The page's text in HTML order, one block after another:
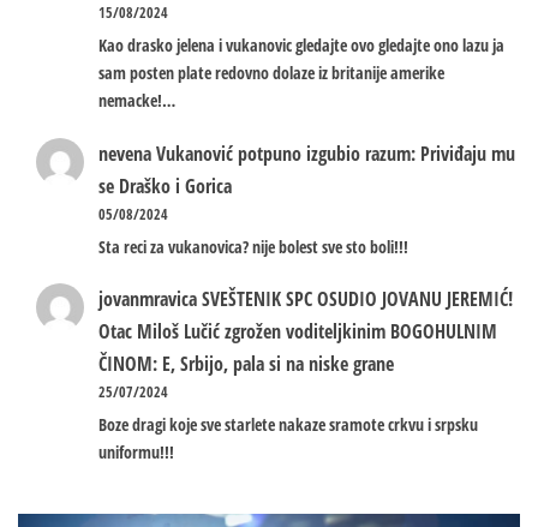
15/08/2024
Kao drasko jelena i vukanovic gledajte ovo gledajte ono lazu ja
sam posten plate redovno dolaze iz britanije amerike
nemacke!…
nevenaVukanović potpuno izgubio razum: Priviđaju mu
se Draško i Gorica
05/08/2024
Sta reci za vukanovica? nije bolest sve sto boli!!!
jovanmravicaSVEŠTENIK SPC OSUDIO JOVANU JEREMIĆ!
Otac Miloš Lučić zgrožen voditeljkinim BOGOHULNIM
ČINOM: E, Srbijo, pala si na niske grane
25/07/2024
Boze dragi koje sve starlete nakaze sramote crkvu i srpsku
uniformu!!!